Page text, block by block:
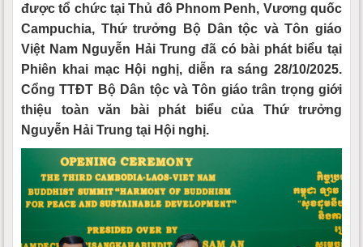
được tổ chức tại Thủ đô Phnom Penh, Vương quốc
Campuchia, Thứ trưởng Bộ Dân tộc và Tôn giáo
Việt Nam Nguyễn Hải Trung đã có bài phát biểu tại
Phiên khai mạc Hội nghị, diễn ra sáng 28/10/2025.
Cổng TTĐT Bộ Dân tộc và Tôn giáo trân trọng giới
thiệu toàn văn bài phát biểu của Thứ trưởng
Nguyễn Hải Trung tại Hội nghị.